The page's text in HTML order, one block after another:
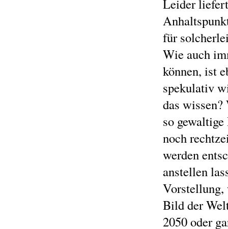
Leider
für
Wie auch
können, ist
spekulativ
das
so
noch
werden
anstellen
Vorstellung,
Bild der
2050 oder